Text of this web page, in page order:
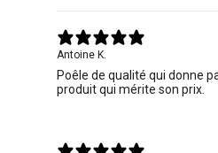
Antoine K.
Poêle de qualité qui donne
produit qui mérite son prix.